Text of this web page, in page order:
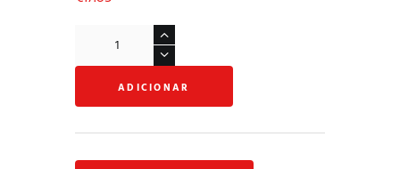
Quantidade
de
Palheta
"Medir"
mod.
profissional
ADICIONAR